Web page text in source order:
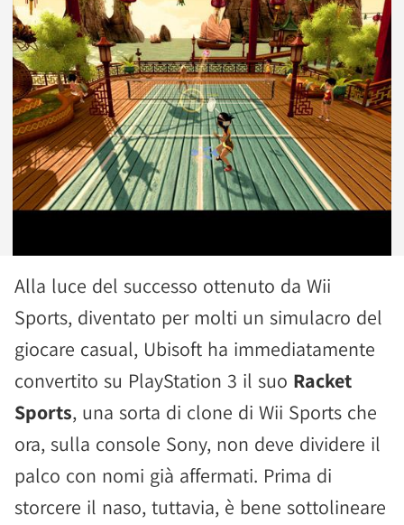
Alla luce del successo ottenuto da Wii
Sports, diventato per molti un simulacro del
giocare casual, Ubisoft ha immediatamente
convertito su PlayStation 3 il suo Racket
Sports, una sorta di clone di Wii Sports che
ora, sulla console Sony, non deve dividere il
palco con nomi già affermati. Prima di
storcere il naso, tuttavia, è bene sottolineare